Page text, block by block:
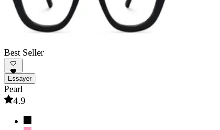
Best Seller
Essayer
Pearl
4.9